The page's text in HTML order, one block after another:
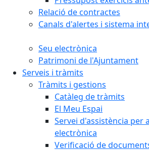
Relació de contractes
Canals d'alertes i sistema
Seu electrònica
Patrimoni de l'Ajuntament
Serveis i tràmits
Tràmits i gestions
Catàleg de tràmits
El Meu Espai
Servei d'assistència per
electrònica
Verificació de